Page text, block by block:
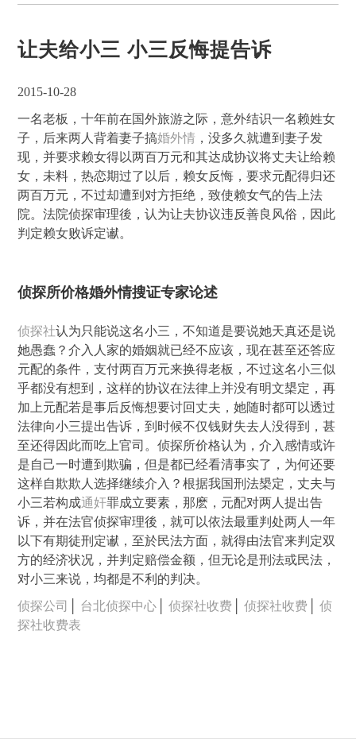
让夫给小三 小三反悔提告诉
2015-10-28
一名老板，十年前在国外旅游之际，意外结识一名赖姓女
子，后来两人背着妻子搞婚外情 ，没多久就遭到妻子发
现，并要求赖女得以两百万元和其达成协议将丈夫让给赖
女，未料，热恋期过了以后，赖女反悔，要求元配得归还
两百万元，不过却遭到对方拒绝，致使赖女气的告上法
院。法院侦探审理後，认为让夫协议违反善良风俗，因此
判定赖女败诉定谳。
侦探所价格婚外情搜证专家论述
侦探社认为只能说这名小三，不知道是要说她天真还是说
她愚蠢？介入人家的婚姻就已经不应该，现在甚至还答应
元配的条件，支付两百万元来换得老板，不过这名小三似
乎都没有想到，这样的协议在法律上并没有明文槼定，再
加上元配若是事后反悔想要讨回丈夫，她随时都可以透过
法律向小三提出告诉，到时候不仅钱财失去人没得到，甚
至还得因此而吃上官司。侦探所价格认为，介入感情或许
是自己一时遭到欺骗，但是都已经看清事实了，为何还要
这样自欺欺人选择继续介入？根据我国刑法槼定，丈夫与
小三若构成通奸罪成立要素，那麽，元配对两人提出告
诉，并在法官侦探审理後，就可以依法最重判处两人一年
以下有期徒刑定谳，至於民法方面，就得由法官来判定双
方的经济状况，并判定赔偿金额，但无论是刑法或民法，
对小三来说，均都是不利的判决。
侦探公司
台北侦探中心 │侦探社收费 │侦探社收费 │侦
探社收费表